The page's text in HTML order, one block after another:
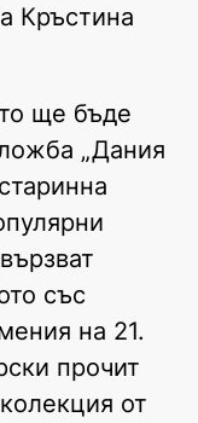
Кръстина
ще бъде
„Дания
със
на 21.
прочит
от